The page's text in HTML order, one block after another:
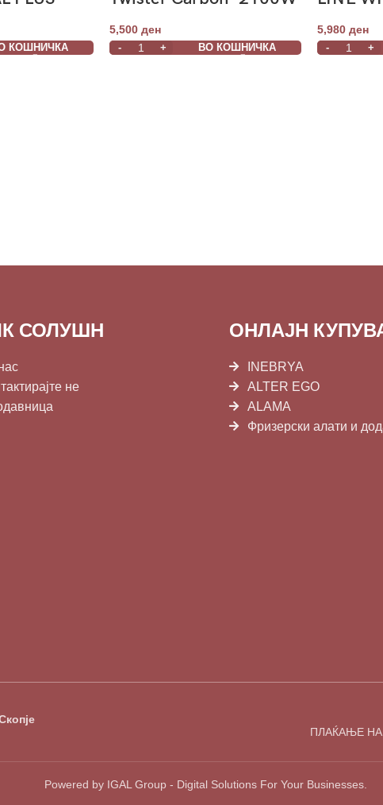
КОШНИЧКА
5,500 ден
ВО КОШНИЧКА
5,980 ден
СОЛУШН
не
ОНЛАЈН
INEBRYA
ALTER EGO
ALAMA
Фризерски алати и
ПЛАЌАЊЕ
Powered by IGAL Group - Digital Solutions For Your Businesses.